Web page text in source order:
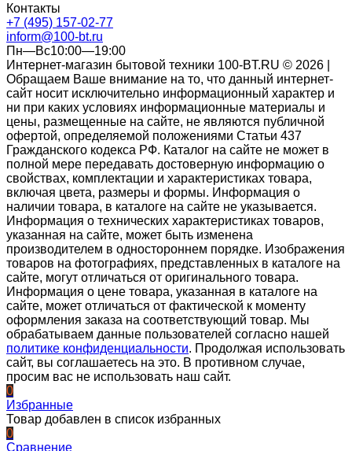
Контакты
+7 (495) 157-02-77
inform@100-bt.ru
Пн—Вс10:00—19:00
Интернет-магазин бытовой техники 100-BT.RU © 2026 |
Обращаем Ваше внимание на то, что данный интернет-
сайт носит исключительно информационный характер и
ни при каких условиях информационные материалы и
цены, размещенные на сайте, не являются публичной
офертой, определяемой положениями Статьи 437
Гражданского кодекса РФ. Каталог на сайте не может в
полной мере передавать достоверную информацию о
свойствах, комплектации и характеристиках товара,
включая цвета, размеры и формы. Информация о
наличии товара, в каталоге на сайте не указывается.
Информация о технических характеристиках товаров,
указанная на сайте, может быть изменена
производителем в одностороннем порядке. Изображения
товаров на фотографиях, представленных в каталоге на
сайте, могут отличаться от оригинального товара.
Информация о цене товара, указанная в каталоге на
сайте, может отличаться от фактической к моменту
оформления заказа на соответствующий товар. Мы
обрабатываем данные пользователей согласно нашей
политике конфиденциальности. Продолжая использовать
сайт, вы соглашаетесь на это. В противном случае,
просим вас не использовать наш сайт.
0
Избранные
Товар добавлен в список избранных
0
Сравнение